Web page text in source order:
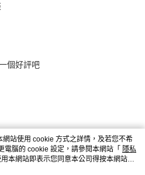
個好評吧
站使用 cookie 方式之詳情，及若您不希
電腦的 cookie 設定，請參閱本網站「 隱私
本網站即表示您同意本公司得按本網站使